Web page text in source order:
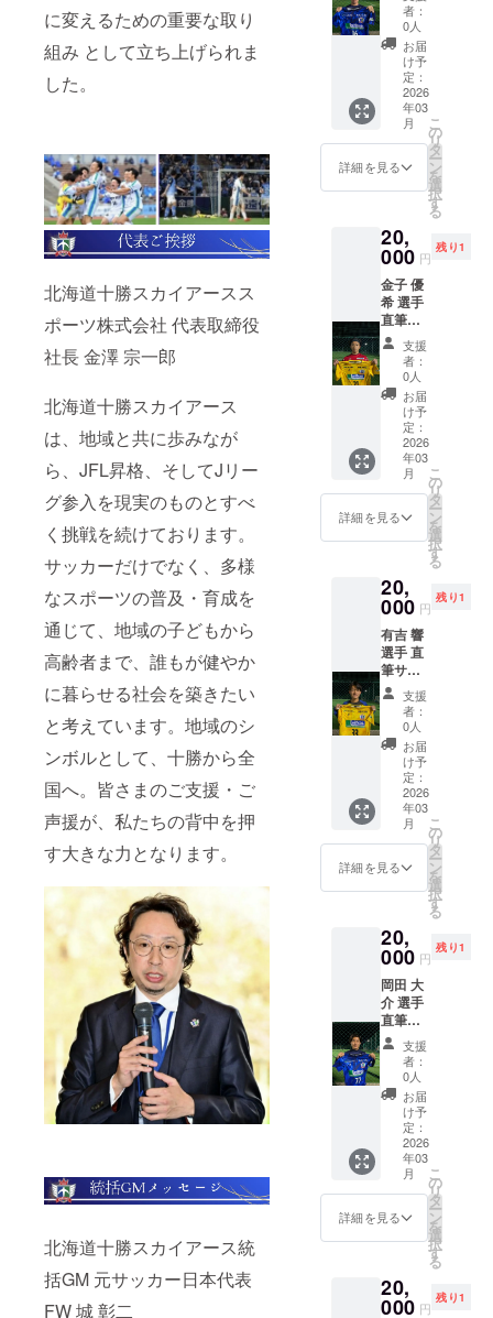
に変えるための重要な取り
組み として立ち上げられま
した。
北海道十勝スカイアースス
ポーツ株式会社 代表取締役
社長 金澤 宗一郎
北海道十勝スカイアース
は、地域と共に歩みなが
ら、JFL昇格、そしてJリー
グ参入を現実のものとすべ
く挑戦を続けております。
サッカーだけでなく、多様
なスポーツの普及・育成を
通じて、地域の子どもから
高齢者まで、誰もが健やか
に暮らせる社会を築きたい
と考えています。地域のシ
ンボルとして、十勝から全
国へ。皆さまのご支援・ご
声援が、私たちの背中を押
す大きな力となります。
北海道十勝スカイアース統
括GM 元サッカー日本代表
FW 城 彰二
枚で
す。 サ
インは
選手本
人が丁
寧に書
き上げ
ます。
りユニ
ホーム
コース
十勝ス
カイ
アース
【齋藤
選手】
の直筆
サイン
入りユ
ニホー
届けし
ます！
ここで
しか手
に入ら
ない特
別な一
枚で
す。 サ
インは
選手本
人が丁
寧に書
き上げ
ます。
者：
0人
お届
け予
定：
2026
年03
月
詳細を見る
こ
の
リ
タ
ー
ン
を
選
択
す
る
20,
000 円
残り1
金子 優
希 選手
直筆サ
イン入
りユニ
ホーム
コース
十勝ス
カイ
アース
【金子
選手】
の直筆
サイン
入りユ
ニホー
届けし
ます！
ここで
しか手
に入ら
ない特
別な一
枚で
す。 サ
インは
選手本
人が丁
寧に書
き上げ
ます。
支援
者：
0人
お届
け予
定：
2026
年03
月
詳細を見る
こ
の
リ
タ
ー
ン
を
選
択
す
る
20,
000 円
残り1
有吉 響
選手 直
筆サイ
ン入り
ユニ
ホーム
コース
十勝ス
カイ
アース
【有吉
選手】
の直筆
サイン
入りユ
ニホー
届けし
ます！
ここで
しか手
に入ら
ない特
別な一
枚で
す。 サ
インは
選手本
人が丁
寧に書
き上げ
ます。
支援
者：
0人
お届
け予
定：
2026
年03
月
詳細を見る
こ
の
リ
タ
ー
ン
を
選
択
す
る
20,
000 円
残り1
岡田 大
介 選手
直筆サ
イン入
りユニ
ホーム
コース
十勝ス
カイ
アース
【岡田
選手】
の直筆
サイン
入りユ
ニホー
届けし
ます！
支援
者：
0人
お届
け予
定：
2026
年03
月
詳細を見る
こ
の
リ
タ
ー
ン
を
選
択
す
る
20,
000 円
残り1